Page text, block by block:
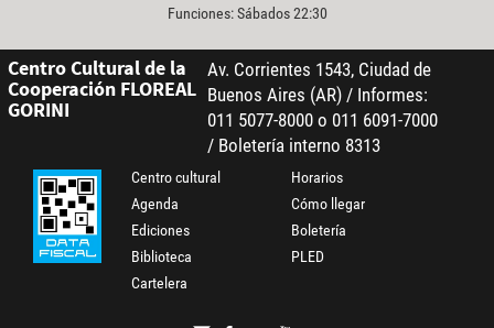
Funciones: Sábados 22:30
Centro Cultural de la
Cooperación FLOREAL
GORINI
Av. Corrientes 1543, Ciudad de
Buenos Aires (AR) / Informes:
011 5077-8000 o 011 6091-7000
/ Boletería interno 8313
Centro cultural
Agenda
Ediciones
Biblioteca
Cartelera
Horarios
Cómo llegar
Boletería
PLED